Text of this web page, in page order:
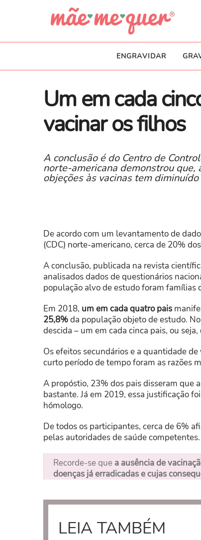
ENGRAVIDAR
Um em cada
vacinar os filhos
A conclusão é do Centro de
norte-americana demonstrou que,
objeções às vacinas tem diminuído
De acordo com um levantamento de
(CDC) norte-americano, cerca de 20%
A conclusão, publicada na revista
analisados dados de questionários
população alvo de estudo foram famílias
Em 2018, um em cada quatro pais
25,8%da população objeto de estudo.
descida – um em cada cinca pais, ou seja,
Os efeitos secundários e a quantidade
curto período de tempo foram as razões
A propóstio, 23% dos pais disseram que
bastante. Já em 2019, essa justificação
hómologo.
De todos os participantes, cerca de 6%
pelas autoridades de saúde competentes.
Recorde-se que a ausência de
doenças já erradicadas e cujas
LEIA TAMBÉM